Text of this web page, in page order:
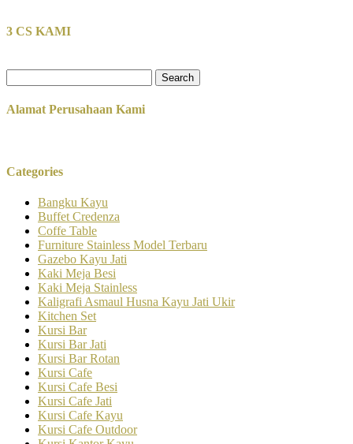
3 CS KAMI
for:
Alamat Perusahaan Kami
Categories
Bangku Kayu
Buffet Credenza
Coffe Table
Furniture Stainless Model Terbaru
Gazebo Kayu Jati
Kaki Meja Besi
Kaki Meja Stainless
Kaligrafi Asmaul Husna Kayu Jati Ukir
Kitchen Set
Kursi Bar
Kursi Bar Jati
Kursi Bar Rotan
Kursi Cafe
Kursi Cafe Besi
Kursi Cafe Jati
Kursi Cafe Kayu
Kursi Cafe Outdoor